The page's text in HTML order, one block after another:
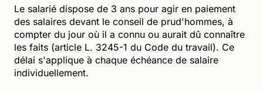
Le salarié dispose de 3 ans pour agir en paiement
des salaires devant le conseil de prud'hommes, à
compter du jour où il a connu ou aurait dû connaître
les faits (article L. 3245-1 du Code du travail). Ce
délai s'applique à chaque échéance de salaire
individuellement.